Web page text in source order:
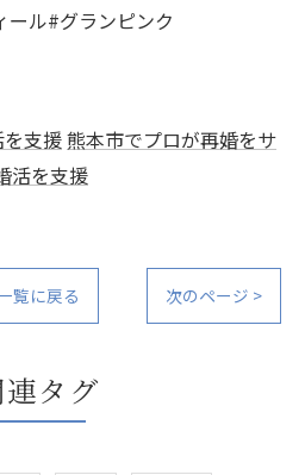
ル#グランピンク
支援熊本市でプロが再婚をサ
活を支援
覧に戻る 次のページ >
連タグ